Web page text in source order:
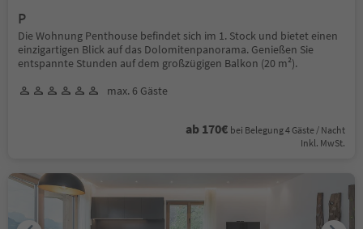
P
Die Wohnung Penthouse befindet sich im 1. Stock und bietet einen
einzigartigen Blick auf das Dolomitenpanorama. Genießen Sie
entspannte Stunden auf dem großzügigen Balkon (20 m²).
max. 6 Gäste
ab 170€ bei Belegung 4 Gäste / Nacht
Inkl. MwSt.